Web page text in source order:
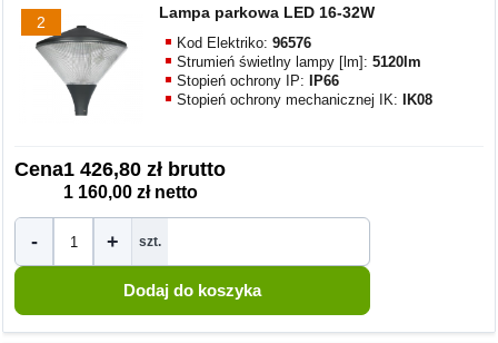
2
Lampa parkowa LED 16-32W
Kod Elektriko:96576
Strumień świetlny lampy [lm]:5120lm
Stopień ochrony IP:
IP66
Stopień ochrony mechanicznej IK:
IK08
Cena1 426,80 zł brutto
1 160,00 zł netto
- + szt.